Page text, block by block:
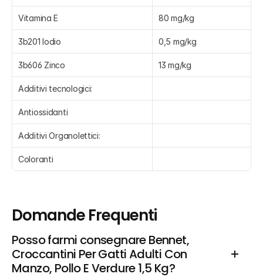
Vitamina E 80 mg/kg
3b201 Iodio 0,5 mg/kg
3b606 Zinco 13 mg/kg
Additivi tecnologici:
Antiossidanti
Additivi Organolettici:
Coloranti
Domande Frequenti
Posso farmi consegnare Bennet,
Croccantini Per Gatti Adulti Con
Manzo, Pollo E Verdure 1,5 Kg?